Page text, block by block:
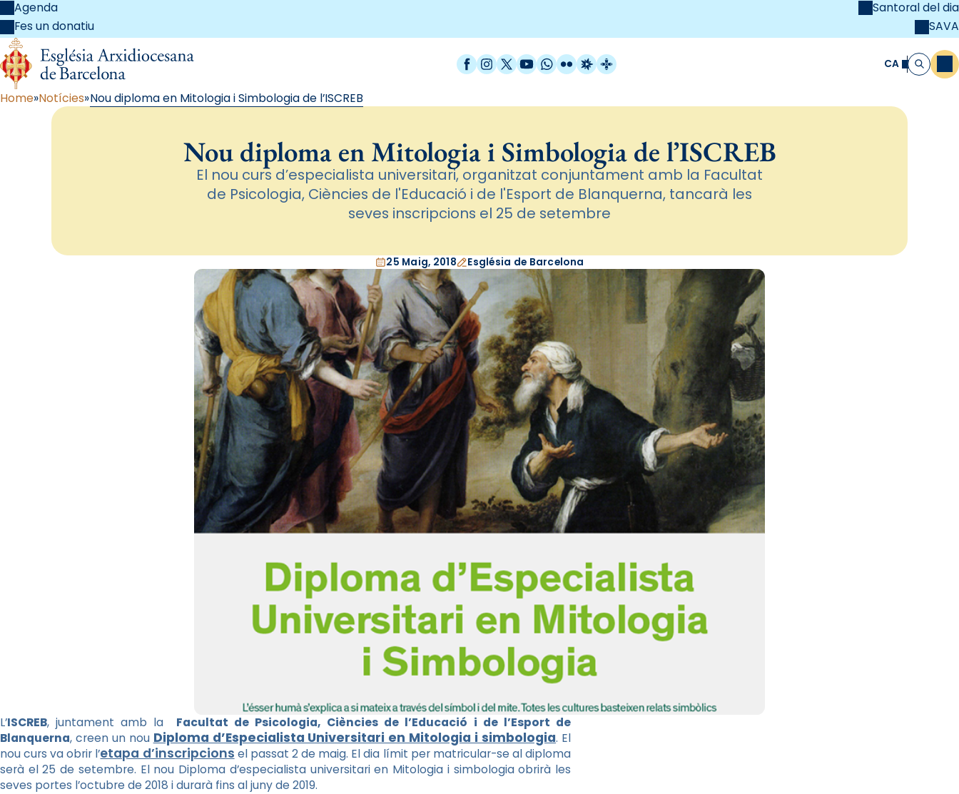
Agenda
Fes un donatiu
Santoral del dia
SAVA
Facebook
Instagram
X / Twitter
YouTube
WhatsApp
FlickrRadio Estel
Catalunya Cristiana CA Cerca
Home Notícies Nou diploma en Mitologia i Simbologia de l’ISCREB
Nou diploma en Mitologia i Simbologia de l’ISCREB
El nou curs d’especialista universitari, organitzat conjuntament amb la Facultat
de Psicologia, Ciències de l'Educació i de l'Esport de Blanquerna, tancarà les
seves inscripcions el 25 de setembre
25 Maig, 2018 Església de Barcelona
L’ISCREB, juntament amb la
Facultat de Psicologia, Ciències de l’Educació i de l’Esport de
Blanquerna, creen un nou Diploma d’Especialista Universitari en Mitologia i simbologia. El
nou curs va obrir l’etapa d’inscripcions el passat 2 de maig. El dia límit per matricular-se al diploma
serà el 25 de setembre. El nou Diploma d’especialista universitari en Mitologia i simbologia obrirà les
seves portes l’octubre de 2018 i durarà fins al juny de 2019.